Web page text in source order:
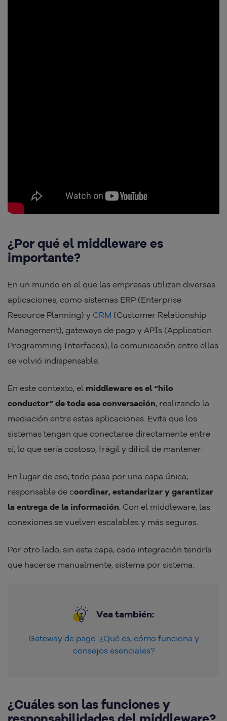
¿Por qué el middleware es
importante?
En un mundo en el que las empresas utilizan diversas
aplicaciones, como sistemas ERP (Enterprise
Resource Planning) y CRM (Customer Relationship
Management), gateways de pago y APIs (Application
Programming Interfaces), la comunicación entre ellas
se volvió indispensable.
En este contexto, el middleware es el “hilo
conductor” de toda esa conversación, realizando la
mediación entre estas aplicaciones. Evita que los
sistemas tengan que conectarse directamente entre
sí, lo que sería costoso, frágil y difícil de mantener.
En lugar de eso, todo pasa por una capa única,
responsable de coordinar, estandarizar y garantizar
la entrega de la información . Con el middleware, las
conexiones se vuelven escalables y más seguras.
Por otro lado, sin esta capa, cada integración tendría
que hacerse manualmente, sistema por sistema.
Vea también:
Gateway de pago: ¿Qué es, cómo funciona y
consejos esenciales?
¿Cuáles son las funciones y